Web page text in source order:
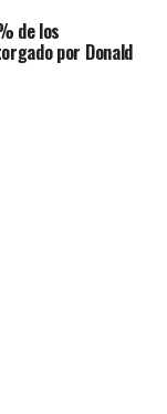
de los
por Donald